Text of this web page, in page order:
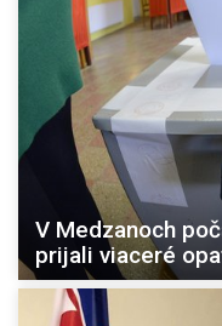
V Medzanoch
prijali viaceré